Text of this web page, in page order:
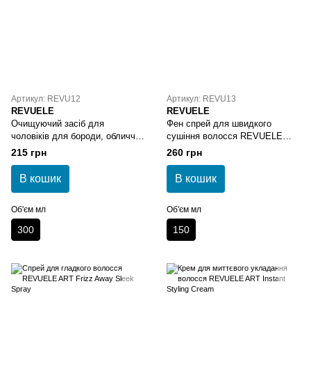
Артикул: REVU12
REVUELE
Очищуючий засіб для
чоловіків для бороди, обличчя,
волосся REVUELE Men Care
215 грн
В кошик
Об'єм мл
300
Артикул: REVU13
REVUELE
Фен спрей для швидкого
сушіння волосся REVUELE
ART Fast Blow-Dry Spray
260 грн
В кошик
Об'єм мл
150